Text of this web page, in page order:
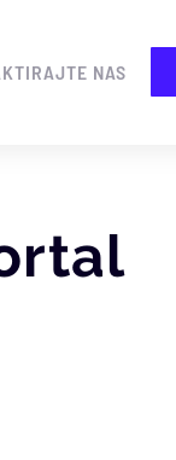
NAS